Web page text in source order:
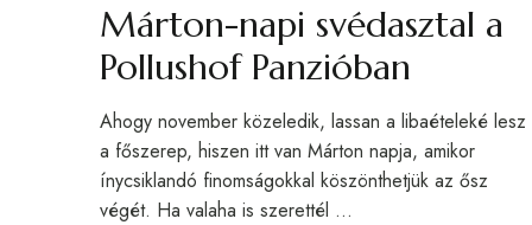
Márton-napi svédasztal a
Pollushof Panzióban
Ahogy november közeledik, lassan a libaételeké lesz
a főszerep, hiszen itt van Márton napja, amikor
ínycsiklandó finomságokkal köszönthetjük az ősz
végét. Ha valaha is szerettél …